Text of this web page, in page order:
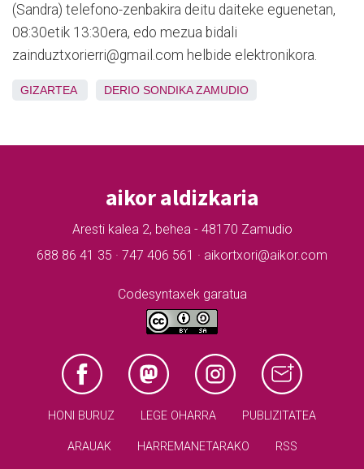
(Sandra) telefono-zenbakira deitu daiteke eguenetan,
08:30etik 13:30era, edo mezua bidali
zainduztxorierri@gmail.com helbide elektronikora.
GIZARTEA DERIO SONDIKA ZAMUDIO
aikor aldizkaria
Aresti kalea 2, behea - 48170 Zamudio
688 86 41 35 · 747 406 561 · aikortxori@aikor.com
Codesyntaxek garatua
HONI BURUZ LEGE OHARRA PUBLIZITATEA
ARAUAK HARREMANETARAKO RSS